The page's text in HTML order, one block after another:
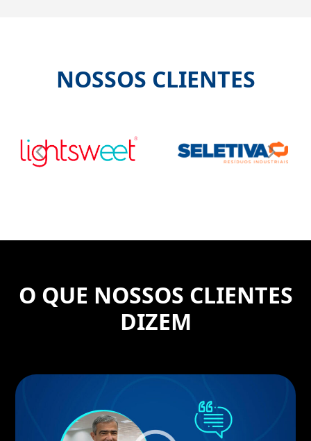
NOSSOS CLIENTES
Previous
O QUE NOSSOS CLIENTES
DIZEM